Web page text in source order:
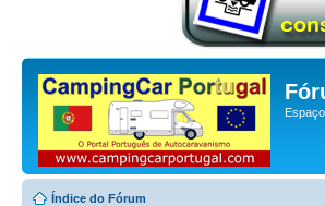
Índice do Fórum